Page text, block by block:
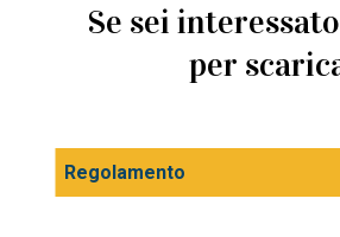
Se sei
per
Regolamento